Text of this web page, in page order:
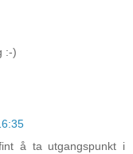
:-)
å ta utgangspunkt i